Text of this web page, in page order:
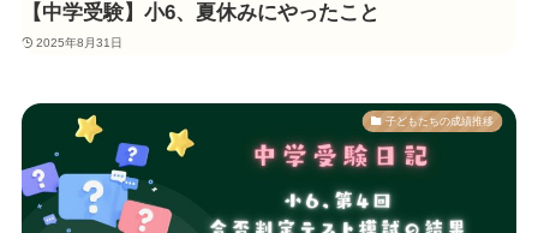
【中学受験】小6、夏休みにやったこと
2025年8月31日
子どもたちの成績推移